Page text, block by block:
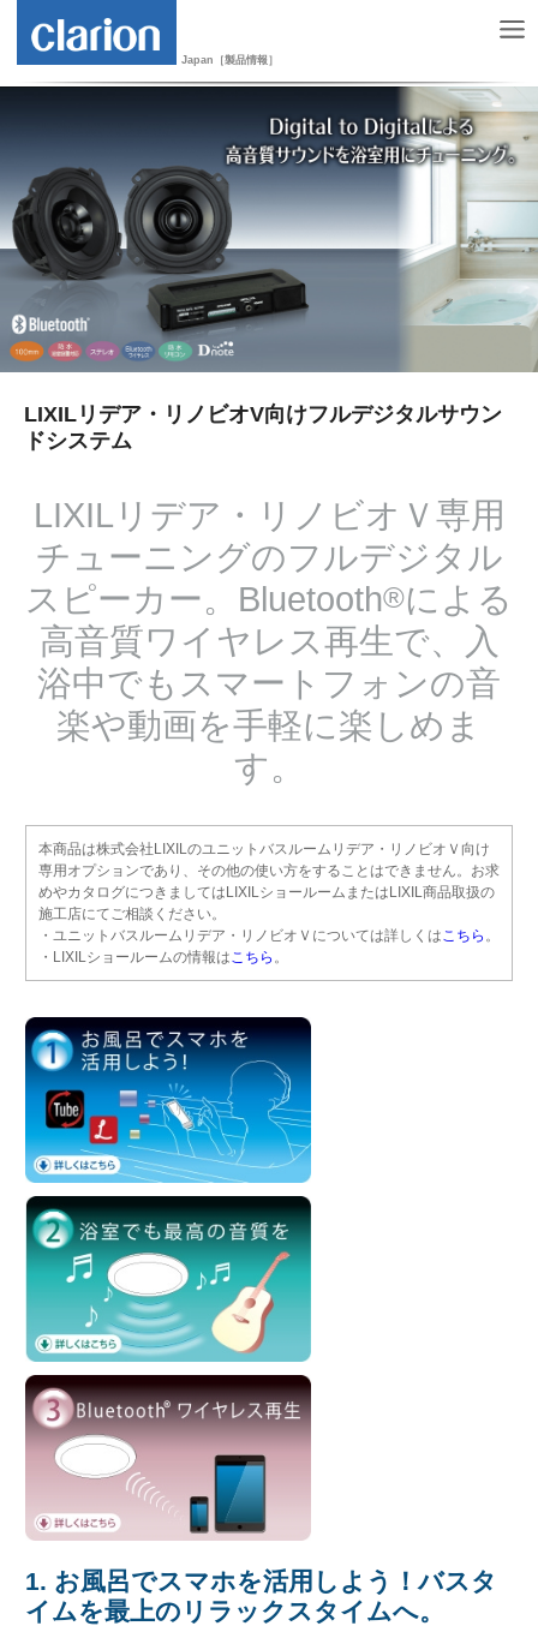
Japan［製品情報］
LIXILリデア・リノビオV向けフルデジタルサウン
ドシステム
LIXILリデア・リノビオＶ専用
チューニングのフルデジタル
スピーカー。Bluetooth®による
高音質ワイヤレス再生で、入
浴中でもスマートフォンの音
楽や動画を手軽に楽しめま
す。
本商品は株式会社LIXILのユニットバスルームリデア・リノビオＶ向け
専用オプションであり、その他の使い方をすることはできません。お求
めやカタログにつきましてはLIXILショールームまたはLIXIL商品取扱の
施工店にてご相談ください。
・ユニットバスルームリデア・リノビオＶについては詳しくは こちら 。
・LIXILショールームの情報は こちら 。
1. お風呂でスマホを活用しよう！バスタ
イムを最上のリラックスタイムへ。